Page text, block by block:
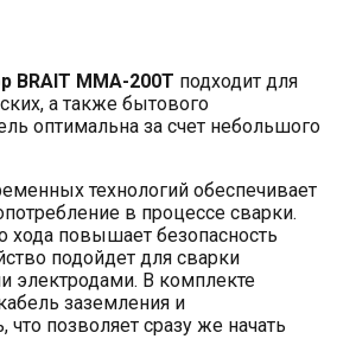
BRAIT ММА-200T подходит для
а также бытового
оптимальна за счет небольшого
технологий обеспечивает
в процессе сварки.
хода повышает безопасность
подойдет для сварки
В комплекте
заземления и
что позволяет сразу же начать